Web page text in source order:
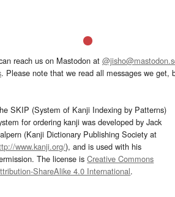
reach us on Mastodon at
. Please note that we read all messages we
SKIP (System of Kanji Indexing by Patterns)
for ordering kanji was developed by Jack
(Kanji Dictionary Publishing Society at
www.kanji.org/), and is used with his
The license isCreative Commons
ShareAlike 4.0 International.